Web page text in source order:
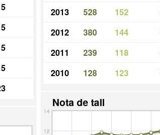
2013
528 152
2012
380 144
2011
239 118
2010
128 123
Nota de tall
12
14